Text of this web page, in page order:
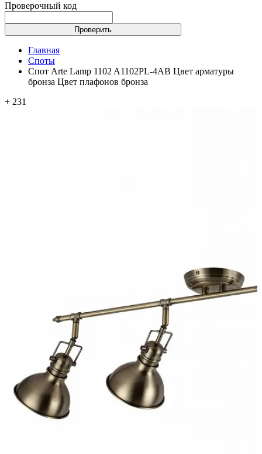
Проверочный код
Проверить
Главная
Споты
Спот Arte Lamp 1102 A1102PL-4AB Цвет арматуры
бронза Цвет плафонов бронза
+ 231